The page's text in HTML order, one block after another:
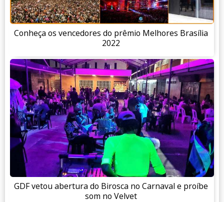
Conheça os vencedores do prêmio Melhores Brasília
2022
GDF vetou abertura do Birosca no Carnaval e proíbe
som no Velvet